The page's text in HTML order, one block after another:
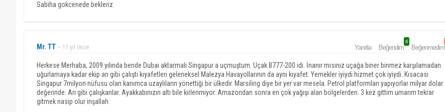
Sabiha gokcenede bekleriz.
Mr. TT ~ 11 yıl önce Yanıtla Beğendim
6
Beğenmedim
Herkese Merhaba, 2009 yılında bende Dubai aktarmalı Singapur a uçmuştum. Uçak B777-200 idi. İnanır mısınız uçağa biner binmez karşılamadan
uğurlamaya kadar ekip arı gibi çalıştı kıyafetleri geleneksel Malezya Havayollarının da aynı kıyafet. Yemekler iyiydi hizmet çok iyiydi. Kısacası
Singapur 7milyon nüfusu olan kanımca uzaylıların yönettiği bir ülkedir. Marsiling diye bir yer var mesela. Petrol platformları yapıyorlar milyar dolar
değerinde. Arı gibi çalışkanlar. Ayakkabınızın altı bile kirlenmiyor. Amazondan sonra en çok yağışı alan bölgelerden. 3 kez gittim umarım tekrar
gitmek nasip olur inşallah.